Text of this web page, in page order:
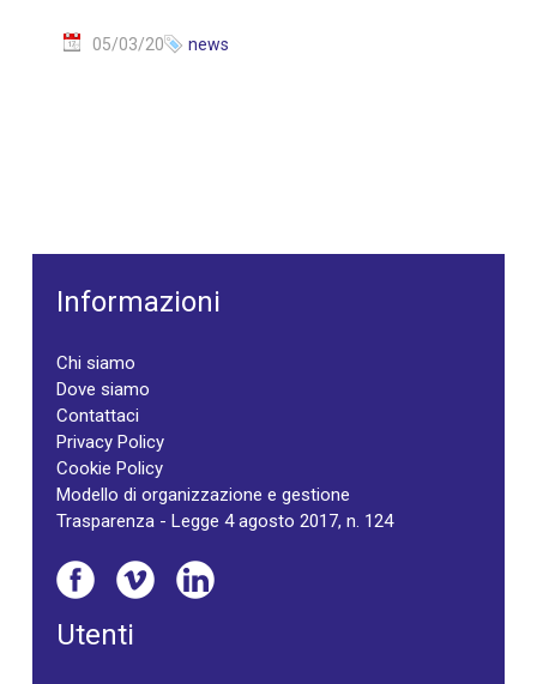
05/03/20 news
Informazioni
Chi siamo
Dove siamo
Contattaci
Privacy Policy
Cookie Policy
Modello di organizzazione e gestione
Trasparenza - Legge 4 agosto 2017, n. 124
Utenti